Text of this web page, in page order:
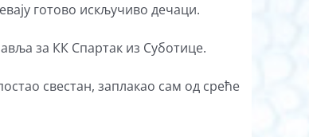
готово искључиво дечаци.
за КК Спартак из Суботице.
свестан, заплакао сам од среће